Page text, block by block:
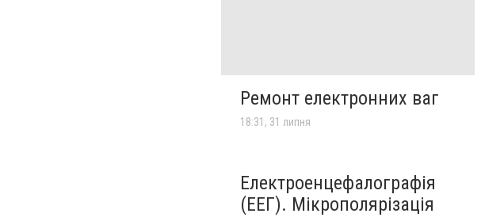
Ремонт електронних ваг
18:31, 31 липня
Електроенцефалографія
(ЕЕГ). Мікрополярізація